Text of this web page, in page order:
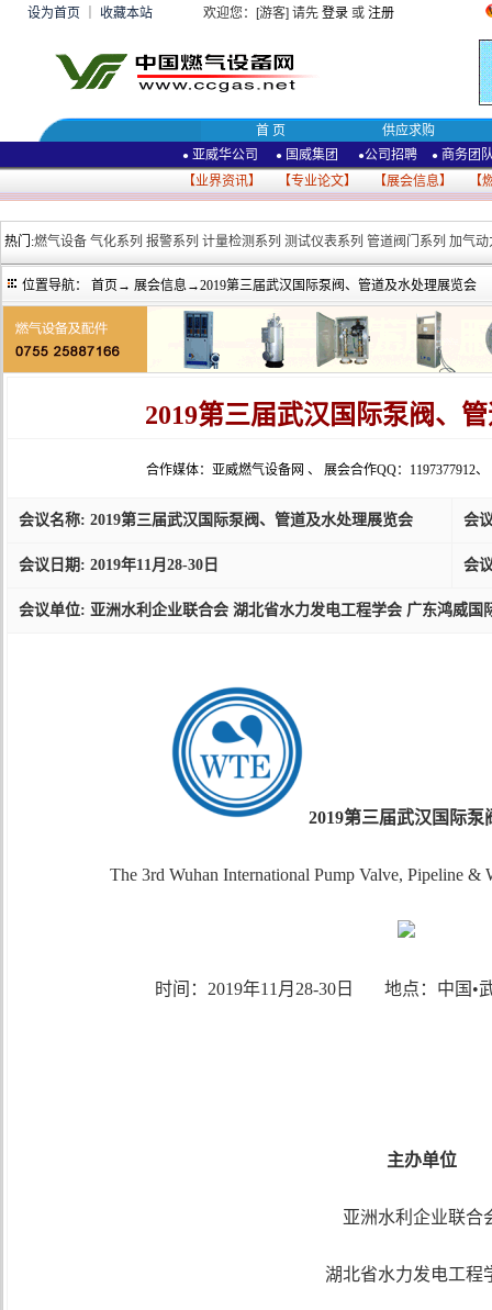
设为首页 收藏本站 欢迎您：[游客] 请先 登录或 注册
首 页 供应求购
● 亚威华公司 ● 国威集团 ●公司招聘 ● 商务团
【业界资讯】 【专业论文】 【展会信息】 【
热门:燃气设备 气化系列 报警系列 计量检测系列 测试仪表系列 管道阀门系列 加气动
位置导航： 首页 → 展会信息→2019第三届武汉国际泵阀、管道及水处理展览会
2019第三届武汉国际泵阀、
合作媒体：亚威燃气设备网 、 展会合作QQ：1197377912、
会议名称: 2019第三届武汉国际泵阀、管道及水处理展览会 会
会议日期: 2019年11月28-30日 会
会议单位: 亚洲水利企业联合会 湖北省水力发电工程学会 广东鸿威国
2019第三届武汉国际
The 3rd Wuhan International Pump Valve, Pipeline &
时间： 2019年11月28-30日 地点：中国•
主办单位
亚洲水利企业联合
湖北省水力发电工程